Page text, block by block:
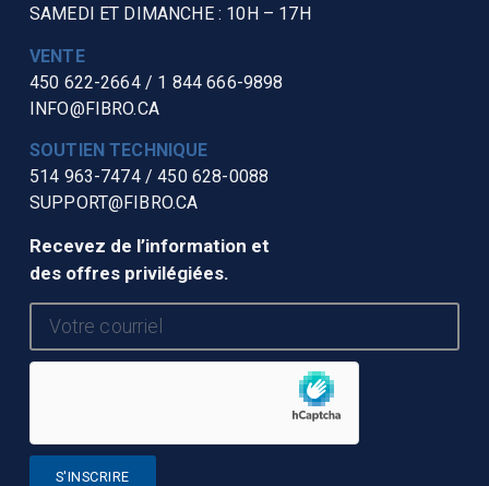
SAMEDI ET DIMANCHE : 10H – 17H
VENTE
450 622-2664/ 1 844 666-9898
INFO@FIBRO.CA
SOUTIEN TECHNIQUE
514 963-7474/450 628-0088
SUPPORT@FIBRO.CA
Recevez de l’information et
des offres privilégiées.
S'INSCRIRE